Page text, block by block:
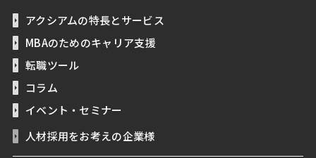
アクシアムの特長とサービス
MBAのためのキャリア支援
転職ツール
コラム
イベント・セミナー
人材採用をお考えの企業様